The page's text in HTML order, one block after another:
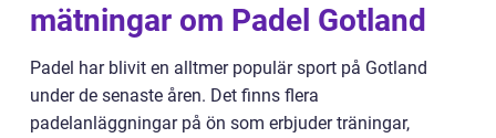
mätningar om Padel Gotland
Padel har blivit en alltmer populär sport på Gotland
under de senaste åren. Det finns flera
padelanläggningar på ön som erbjuder träningar,